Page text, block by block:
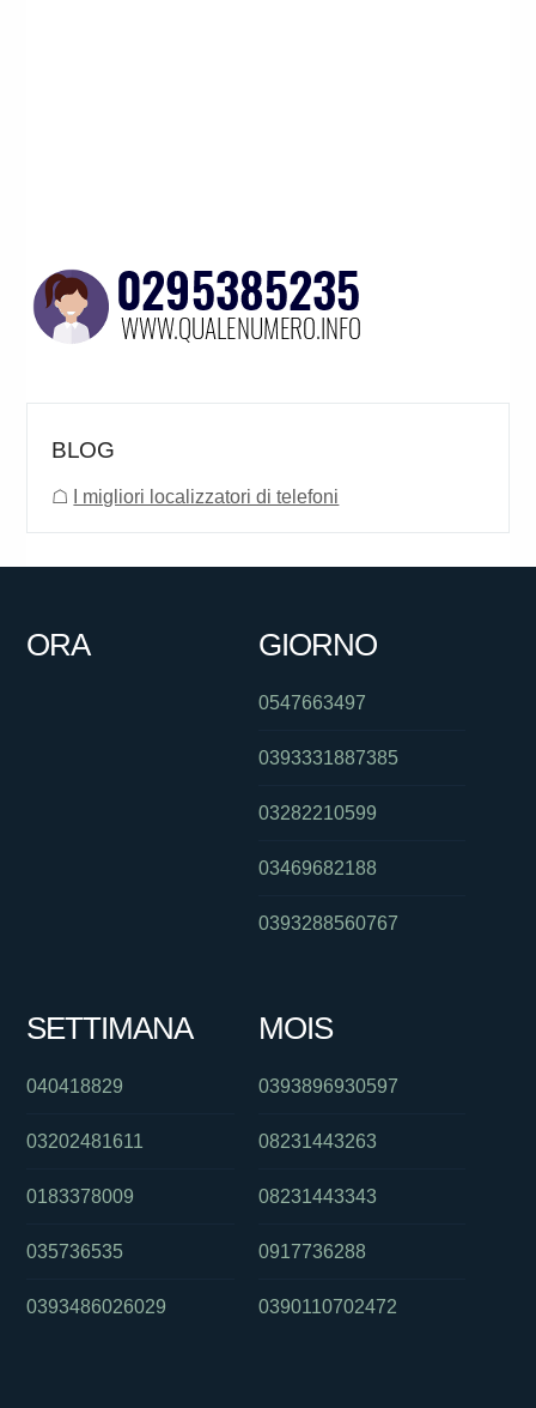
BLOG
☖ I migliori localizzatori di telefoni
ORA GIORNO
0547663497
0393331887385
03282210599
03469682188
0393288560767
SETTIMANA
040418829
03202481611
0183378009
035736535
0393486026029
MOIS
0393896930597
08231443263
08231443343
0917736288
0390110702472